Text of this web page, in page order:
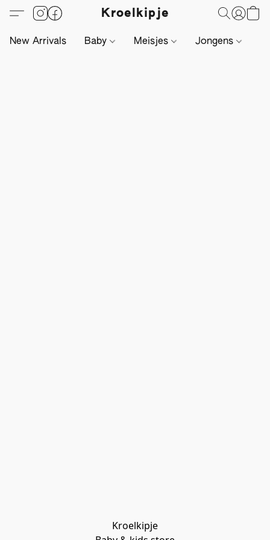
Kroelkipje
New Arrivals Baby Meisjes Jongens
Kroelkipje